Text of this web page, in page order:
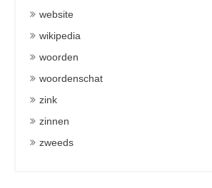
website
wikipedia
woorden
woordenschat
zink
zinnen
zweeds